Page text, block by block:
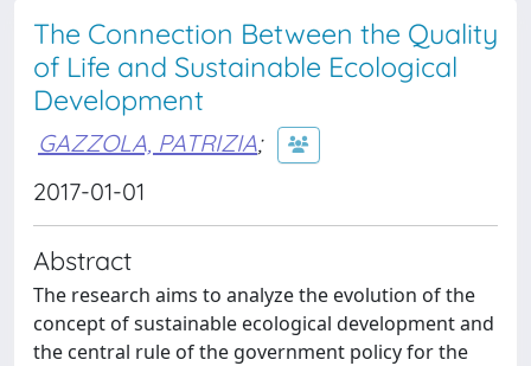
The Connection Between the Quality
of Life and Sustainable Ecological
Development
GAZZOLA, PATRIZIA;
2017-01-01
Abstract
The research aims to analyze the evolution of the
concept of sustainable ecological development and
the central rule of the government policy for the